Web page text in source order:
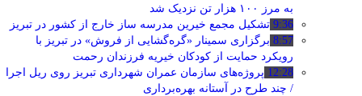
به مرز ۱۰۰ هزار تن نزدیک شد
9:36 تشکیل مجمع خیرین مدرسه ‌ساز خارج از کشور در تبریز
8:57 برگزاری سمینار «گره‌گشایی از فروش» در تبریز با
رویکرد حمایت از کودکان خیریه فرزندان رحمت
12:28 پروژه‌های سازمان عمران شهرداری تبریز روی ریل اجرا
/ چند طرح در آستانه بهره‌برداری